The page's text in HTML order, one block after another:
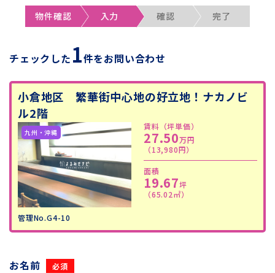
物件確認 入力 確認 完了
チェックした 1件をお問い合わせ
小倉地区 繁華街中心地の好立地！ナカノビ
ル2階
管理No.G4-10
賃料（坪単価）
27.50万円
（13,980円）
面積
19.67坪
（65.02㎡）
お名前